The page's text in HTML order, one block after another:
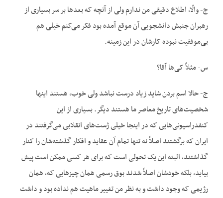
ج- والّا، اطلاع دقیقی من ندارم ولی از آنچه که بعدها بر سر بسیاری از
رهبران جنبش دانشجویی آن موقع آمده بود فکر می‌کنم خیلی هم
بی‌موفقیت نبوده کارشان در این زمینه.
س- مثلاً کی‌ها آقا؟
ج- حالا اسم بردن شاید زیاد درست نباشد ولی خوب، هستند اینها
شخصیت‌های تاریخ معاصر ما هستند دیگر. بسیاری از این
کنفدراسیونی‌هایی که در اینجا خیلی ژست‌های انقلابی می‌گرفتند در
ایران که برگشتند اصلاً نه تنها تمام آن عقاید و افکار گذشته‌شان را کنار
گذاشتند، البته این یک تحولی است که برای هر کسی ممکن است پیش
بیاید، بلکه خودشان اصلاً شدند بوق رسمی همان چیزهایی که، همان
رژیمی که وجود داشت و به نظر من تغییر ماهیت هم نداده بود و داشت